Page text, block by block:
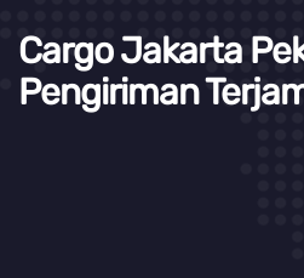
Cargo Jakarta
Pengiriman